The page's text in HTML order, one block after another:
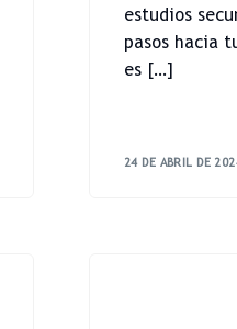
estudios
pasos hacia
es […]
24 DE ABRIL DE